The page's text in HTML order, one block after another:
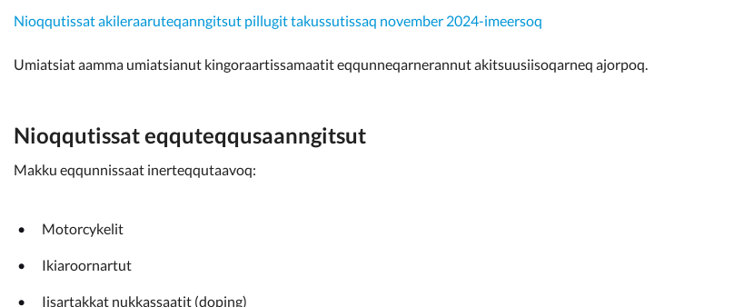
Nioqqutissat akileraaruteqanngitsut pillugit takussutissaq november 2024-imeersoq
Umiatsiat aamma umiatsianut kingoraartissamaatit eqqunneqarnerannut akitsuusiisoqarneq ajorpoq.
Nioqqutissat eqquteqqusaanngitsut
Makku eqqunnissaat inerteqqutaavoq:
Motorcykelit
Ikiaroornartut
Iisartakkat nukkassaatit (doping)